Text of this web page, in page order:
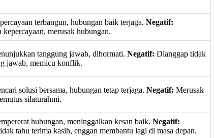
terbangun, hubungan baik terjaga. Negatif:
kepercayaan, merusak hubungan.
tanggung jawab, dihormati. Negatif: Dianggap tidak
jawab, memicu konflik.
solusi bersama, hubungan tetap terjaga. Negatif: Merusak
silaturahmi.
hubungan, meninggalkan kesan baik. Negatif:
tahu terima kasih, enggan membantu lagi di masa depan.